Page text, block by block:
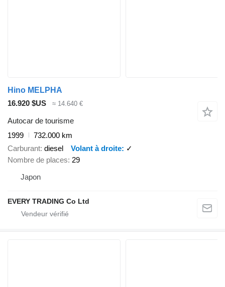
Hino MELPHA
16.920 $US
≈ 14.640 €
Autocar de tourisme
1999
732.000 km
Carburant diesel Volant à droite
✓
Nombre de places 29
Japon
EVERY TRADING Co Ltd